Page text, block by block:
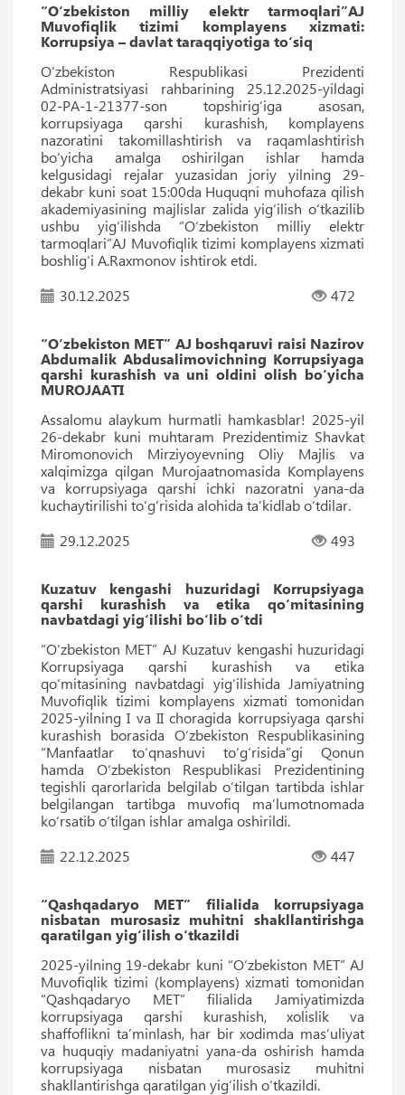
“O‘zbekiston milliy elektr tarmoqlari”AJ
Muvofiqlik tizimi komplayens xizmati:
Korrupsiya – davlat taraqqiyotiga to‘siq
O‘zbekiston Respublikasi Prezidenti
Administratsiyasi rahbarining 25.12.2025-yildagi
02-PA-1-21377-son topshirig‘iga asosan,
korrupsiyaga qarshi kurashish, komplayens
nazoratini takomillashtirish va raqamlashtirish
bo‘yicha amalga oshirilgan ishlar hamda
kelgusidagi rejalar yuzasidan joriy yilning 29-
dekabr kuni soat 15:00da Huquqni muhofaza qilish
akademiyasining majlislar zalida yig‘ilish o‘tkazilib
ushbu yig‘ilishda “O‘zbekiston milliy elektr
tarmoqlari”AJ Muvofiqlik tizimi komplayens xizmati
boshlig‘i A.Raxmonov ishtirok etdi.
30.12.2025
472
“O‘zbekiston MET” AJ boshqaruvi raisi Nazirov
Abdumalik Abdusalimovichning Korrupsiyaga
qarshi kurashish va uni oldini olish bo‘yicha
MUROJAATI
Assalomu alaykum hurmatli hamkasblar! 2025-yil
26-dekabr kuni muhtaram Prezidentimiz Shavkat
Miromonovich Mirziyoyevning Oliy Majlis va
xalqimizga qilgan Murojaatnomasida Komplayens
va korrupsiyaga qarshi ichki nazoratni yana-da
kuchaytirilishi to‘g‘risida alohida taʼkidlab o‘tdilar.
29.12.2025
493
Kuzatuv kengashi huzuridagi Korrupsiyaga
qarshi kurashish va etika qo‘mitasining
navbatdagi yig‘ilishi bo‘lib o‘tdi
“O‘zbekiston MET” AJ Kuzatuv kengashi huzuridagi
Korrupsiyaga qarshi kurashish va etika
qo‘mitasining navbatdagi yig‘ilishida Jamiyatning
Muvofiqlik tizimi komplayens xizmati tomonidan
2025-yilning I va II choragida korrupsiyaga qarshi
kurashish borasida O‘zbekiston Respublikasining
“Manfaatlar to‘qnashuvi to‘g‘risida”gi Qonun
hamda O‘zbekiston Respublikasi Prezidentining
tegishli qarorlarida belgilab o‘tilgan tartibda ishlar
belgilangan tartibga muvofiq maʼlumotnomada
ko‘rsatib o‘tilgan ishlar amalga oshirildi.
22.12.2025
447
“Qashqadaryo MET” filialida korrupsiyaga
nisbatan murosasiz muhitni shakllantirishga
qaratilgan yig‘ilish o‘tkazildi
2025-yilning 19-dekabr kuni “O‘zbekiston MET” AJ
Muvofiqlik tizimi (komplayens) xizmati tomonidan
“Qashqadaryo MET” filialida Jamiyatimizda
korrupsiyaga qarshi kurashish, xolislik va
shaffoflikni taʼminlash, har bir xodimda masʼuliyat
va huquqiy madaniyatni yana-da oshirish hamda
korrupsiyaga nisbatan murosasiz muhitni
shakllantirishga qaratilgan yig‘ilish o‘tkazildi.